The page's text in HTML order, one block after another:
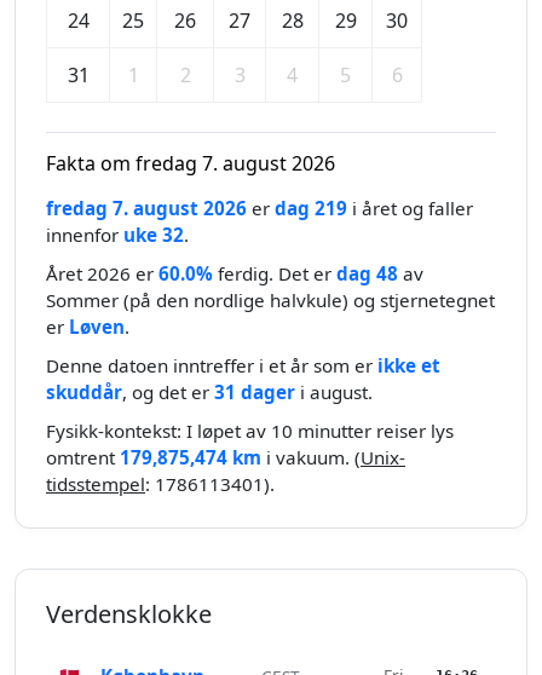
24 25 26 27 28 29 30
31 1 2 3 4 5 6
Fakta om fredag 7. august 2026
fredag 7. august 2026 er dag 219 i året og faller
innenfor uke 32.
Året 2026 er 60.0% ferdig. Det er dag 48 av
Sommer (på den nordlige halvkule) og stjernetegnet
er Løven.
Denne datoen inntreffer i et år som er ikke et
skuddår, og det er 31 dager i august.
Fysikk-kontekst: I løpet av 10 minutter reiser lys
omtrent 179,875,474 km i vakuum. (Unix-
tidsstempel: 1786113401).
Verdensklokke